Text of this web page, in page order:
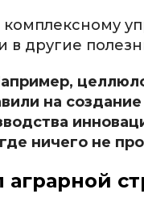
в другие
на
ничего не